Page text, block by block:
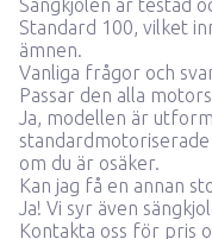
Sängkjolen är testad
Standard 100, vilket
ämnen.
Vanliga frågor och
Passar den alla
Ja, modellen är
om du är osäker.
Kan jag få en annan
Ja! Vi syr även
Kontakta oss för pris